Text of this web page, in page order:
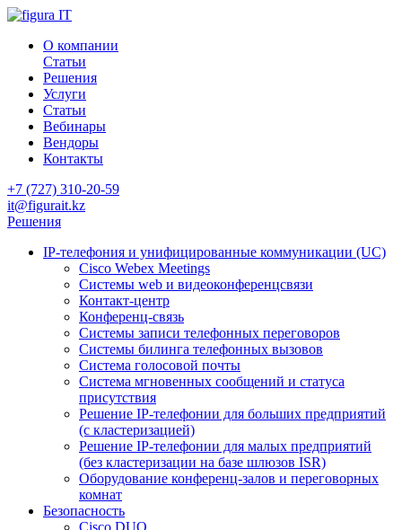
О компании
Статьи
Решения
Услуги
Статьи
Вебинары
Вендоры
Контакты
+7 (727) 310-20-59
it@figurait.kz
Решения
IP-телефония и унифицированные коммуникации (UC)
Cisco Webex Meetings
Системы web и видеоконференцсвязи
Контакт-центр
Конференц-связь
Системы записи телефонных переговоров
Системы билинга телефонных вызовов
Система голосовой почты
Система мгновенных сообщений и статуса
присутствия
Решение IP-телефонии для больших предприятий
(с кластеризацией)
Решение IP-телефонии для малых предприятий
(без кластеризации на базе шлюзов ISR)
Оборудование конференц-залов и переговорных
комнат
Безопасность
Cisco DUO